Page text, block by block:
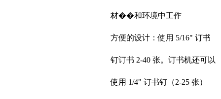
材��和环境中工作
方便的设计：使用 5/16" 订书
钉订书 2-40 张。订书机还可以
使用 1/4" 订书钉（2-25 张）